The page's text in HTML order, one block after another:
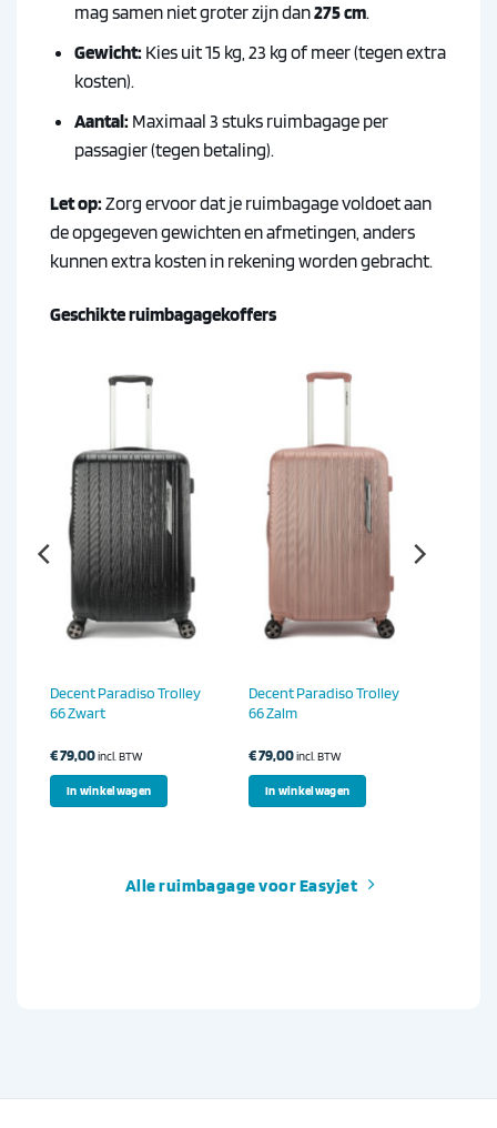
mag samen niet groter zijn dan275 cm.
Gewicht: Kies uit 15 kg, 23 kg of meer (tegen extra
kosten).
Aantal: Maximaal 3 stuks ruimbagage per
passagier (tegen betaling).
Let op: Zorg ervoor dat je ruimbagage voldoet aan
de opgegeven gewichten en afmetingen, anders
kunnen extra kosten in rekening worden gebracht.
Geschikte ruimbagagekoffers
Decent Paradiso Trolley
66 Zwart
€79,00incl. BTW
In winkelwagen
Decent Paradiso Trolley
66 Zalm
€79,00incl. BTW
In winkelwagen
Alle ruimbagage voor Easyjet